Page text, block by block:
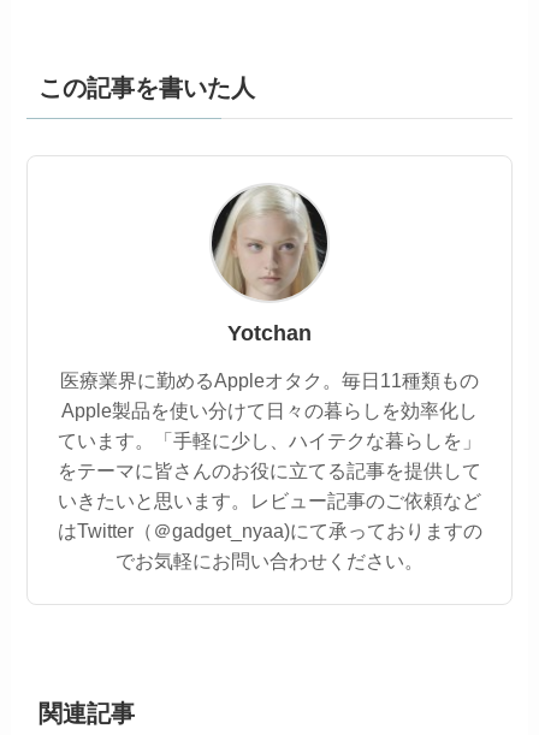
この記事を書いた人
Yotchan
医療業界に勤めるAppleオタク。毎日11種類もの
Apple製品を使い分けて日々の暮らしを効率化し
ています。「手軽に少し、ハイテクな暮らしを」
をテーマに皆さんのお役に立てる記事を提供して
いきたいと思います。レビュー記事のご依頼など
はTwitter（＠gadget_nyaa)にて承っておりますの
でお気軽にお問い合わせください。
関連記事